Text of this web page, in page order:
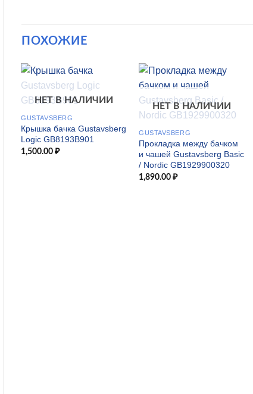
ПОХОЖИЕ
НЕТ В НАЛИЧИИ
GUSTAVSBERG
Крышка бачка Gustavsberg
Logic GB8193B901
1,500.00₽
НЕТ В НАЛИЧИИ
GUSTAVSBERG
Прокладка между бачком
и чашей Gustavsberg Basic
/ Nordic GB1929900320
1,890.00₽